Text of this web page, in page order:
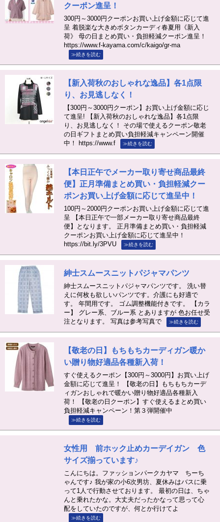
クーポン進呈！
300円～3000円クーポンお買い上げ金額に応じて進
呈 着脱楽な大きめボタンカーディ春夏用《新入
荷》 母の日まとめ買い・負担軽減クーポン進呈！
https://www.f-kayama.com/c/kaigo/gr-ma
≫続きを読む
【新入荷秋のおしゃれな逸品】各1点限
り、お見逃しなく！
【300円～3000円クーポン】お買い上げ金額に応じ
て進呈! 【新入荷秋のおしゃれな逸品】各1点限
り、お見逃しなく！ その場で使えるクーポン敬老
の日ギフトまとめ買い負担軽減キャンペーン開催
中！ https://www.f
≫続きを読む
【本日正午でメーカー取り寄せ商品最終
便】正月準備まとめ買い・負担軽減クー
ポンお買い上げ金額に応じて進呈中！
100円～2000円クーポンお買い上げ金額に応じて進
呈 【本日正午で一部メーカー取り寄せ商品最終
便】となります。 正月準備まとめ買い・負担軽減
クーポンお買い上げ金額に応じて進呈中！
https://bit.ly/3PVU
≫続きを読む
紳士スムースニットパジャマパンツ
紳士スムースニットパジャマパンツです。 洗い替
えに何枚も欲しいパンツです。介護にも好適で
す。 年間用です。 ゴム調整機能付きです。 【カラ
ー】 グレー系、ブルー系 とありますが 色お任せ受
注となります。 写真は参考写真で
≫続きを読む
【敬老の日】もちもちカーディガン暖か
い贈り物好適品各種新入荷！
すぐ使えるクーポン【300円～3000円】お買い上げ
金額に応じて進呈！ 【敬老の日】もちもちカーデ
ィガンおしゃれで暖かい贈り物好適品各種新入
荷！ 【敬老の日クーポン】すぐ使えるまとめ買い
負担軽減キャンペーン！第３弾開催中
≫続きを読む
女性用 前ホック止めカーデイガン 色
サイズ揃っています♪
こんにちは。ファッションパークカヤマ ちーち
ゃんです♪ 我が家の小6次男坊、夏休みはバスに乗
って1人で行動させております。 最初の日は、ちゃ
んと乗れたかな。大丈夫だったかなって思って心
配をしていたのですが、何とか行けてよ
≫続きを読む